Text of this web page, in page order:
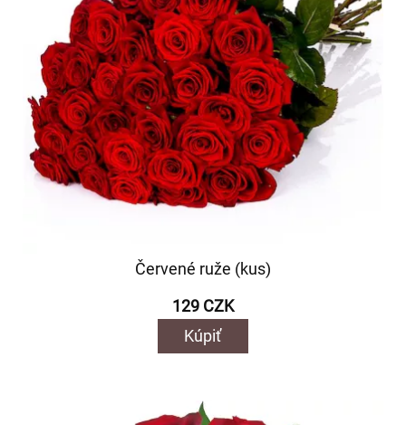
Červené ruže (kus)
129 CZK
Kúpiť